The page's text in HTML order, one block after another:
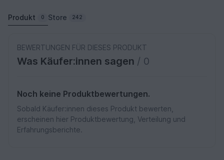
Produkt 0 Store 242
BEWERTUNGEN FÜR DIESES PRODUKT
Was Käufer:innen sagen / 0
Noch keine Produktbewertungen.
Sobald Käufer:innen dieses Produkt bewerten,
erscheinen hier Produktbewertung, Verteilung und
Erfahrungsberichte.